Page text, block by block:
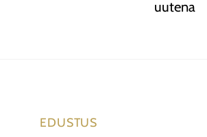
uutena
EDUSTUS